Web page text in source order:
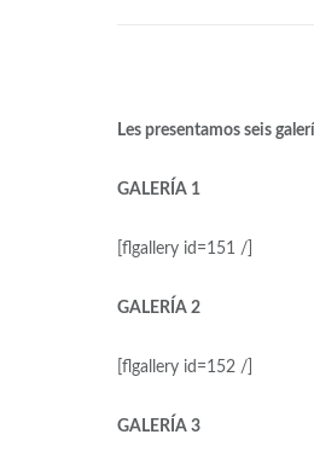
Les presentamos seis
GALERÍA 1
[flgallery id=151 /]
GALERÍA 2
[flgallery id=152 /]
GALERÍA 3